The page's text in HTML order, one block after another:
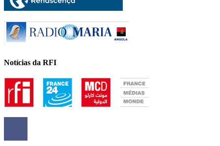
Notícias da RFI